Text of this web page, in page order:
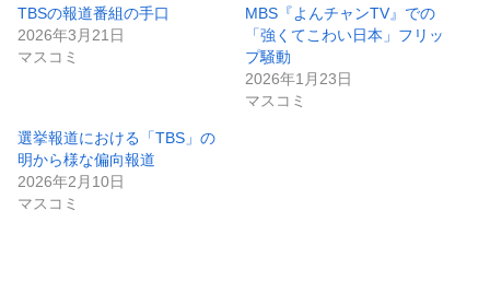
TBSの報道番組の手口
2026年3月21日
マスコミ
MBS『よんチャンTV』での
「強くてこわい日本」フリッ
プ騒動
2026年1月23日
マスコミ
選挙報道における「TBS」の
明から様な偏向報道
2026年2月10日
マスコミ